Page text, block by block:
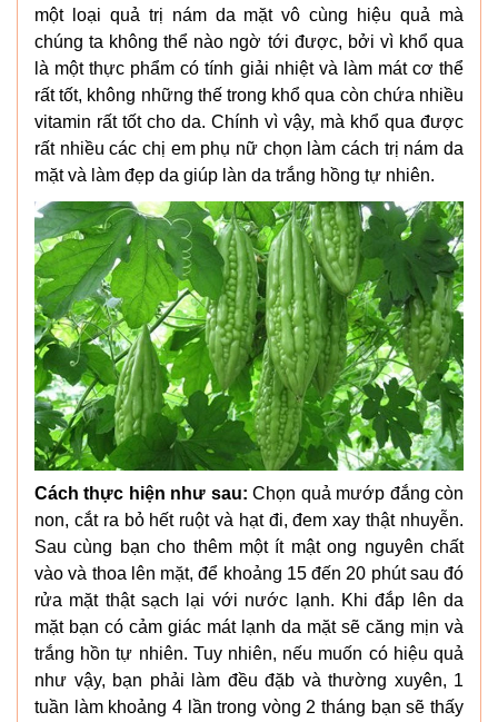
một loại quả trị nám da mặt vô cùng hiệu quả mà
chúng ta không thể nào ngờ tới được, bởi vì khổ qua
là một thực phẩm có tính giải nhiệt và làm mát cơ thể
rất tốt, không những thế trong khổ qua còn chứa nhiều
vitamin rất tốt cho da. Chính vì vậy, mà khổ qua được
rất nhiều các chị em phụ nữ chọn làm cách trị nám da
mặt và làm đẹp da giúp làn da trắng hồng tự nhiên.
Cách thực hiện như sau: Chọn quả mướp đắng còn
non, cắt ra bỏ hết ruột và hạt đi, đem xay thật nhuyễn.
Sau cùng bạn cho thêm một ít mật ong nguyên chất
vào và thoa lên mặt, để khoảng 15 đến 20 phút sau đó
rửa mặt thật sạch lại với nước lạnh. Khi đắp lên da
mặt bạn có cảm giác mát lạnh da mặt sẽ căng mịn và
trắng hồn tự nhiên. Tuy nhiên, nếu muốn có hiệu quả
như vậy, bạn phải làm đều đặb và thường xuyên, 1
tuần làm khoảng 4 lần trong vòng 2 tháng bạn sẽ thấy